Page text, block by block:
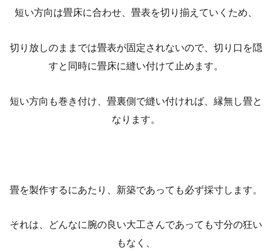
短い方向は畳床に合わせ、畳表を切り揃えていくため、
切り放しのままでは畳表が固定されないので、切り口を隠
すと同時に畳床に縫い付けて止めます。
短い方向も巻き付け、畳裏側で縫い付ければ、縁無し畳と
なります。
畳を製作するにあたり、新築であっても必ず採寸します。
それは、どんなに腕の良い大工さんであっても寸分の狂い
もなく、